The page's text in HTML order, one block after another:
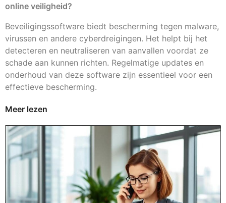
online veiligheid?
Beveiligingssoftware biedt bescherming tegen malware,
virussen en andere cyberdreigingen. Het helpt bij het
detecteren en neutraliseren van aanvallen voordat ze
schade aan kunnen richten. Regelmatige updates en
onderhoud van deze software zijn essentieel voor een
effectieve bescherming.
Meer lezen